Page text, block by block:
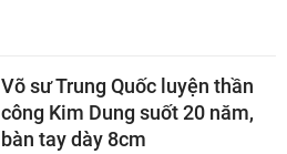
Võ sư Trung Quốc luyện thần
công Kim Dung suốt 20 năm,
bàn tay dày 8cm